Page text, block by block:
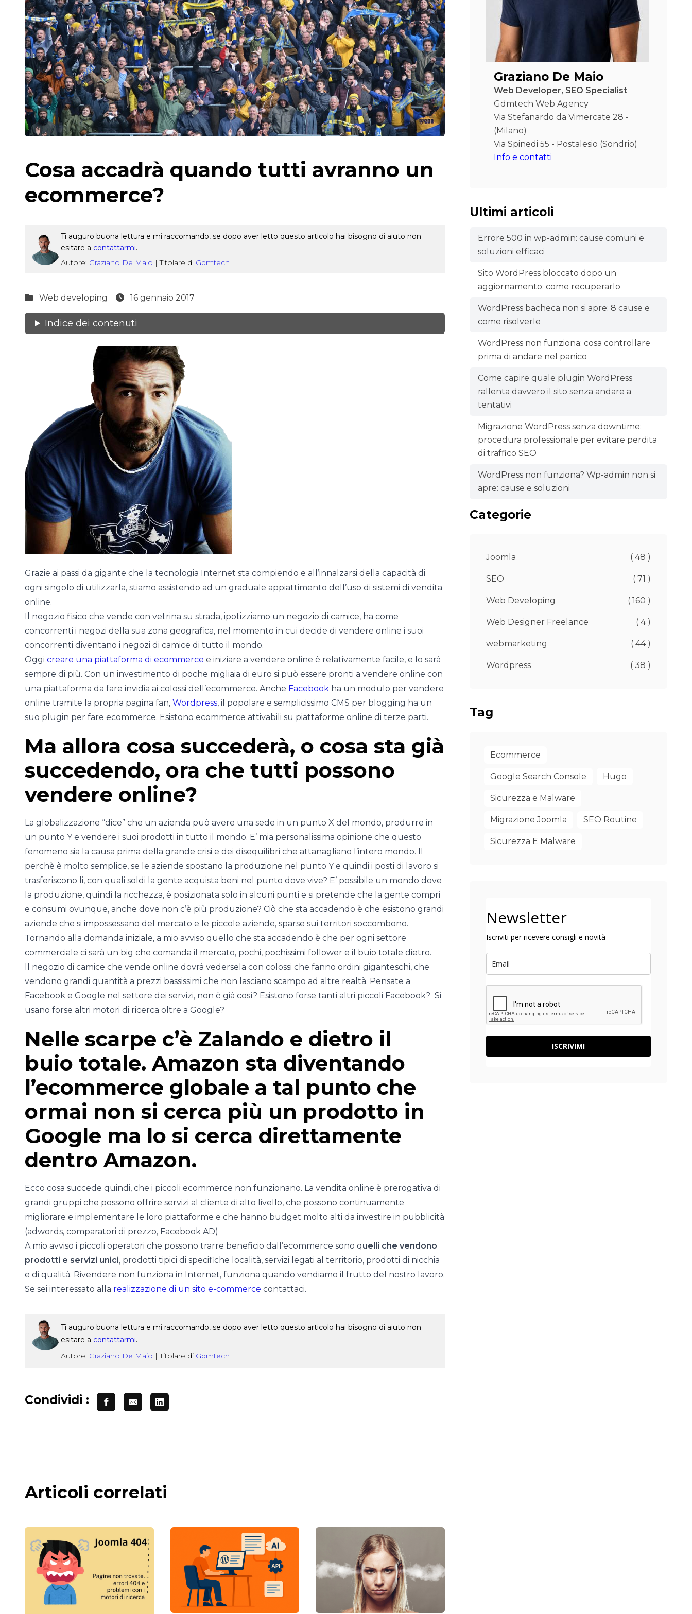
Cosa accadrà quando tutti avranno un
ecommerce?
Ti auguro buona lettura e mi raccomando, se dopo aver letto questo articolo hai bisogno di aiuto non
esitare a contattarmi.
Autore: Graziano De Maio | Titolare di Gdmtech
Web developing 16 gennaio 2017
Indice dei contenuti
Grazie ai passi da gigante che la tecnologia Internet sta compiendo e all’innalzarsi della capacità di
ogni singolo di utilizzarla, stiamo assistendo ad un graduale appiattimento dell’uso di sistemi di vendita
online.
Il negozio fisico che vende con vetrina su strada, ipotizziamo un negozio di camice, ha come
concorrenti i negozi della sua zona geografica, nel momento in cui decide di vendere online i suoi
concorrenti diventano i negozi di camice di tutto il mondo.
Oggi creare una piattaforma di ecommerce e iniziare a vendere online è relativamente facile, e lo sarà
sempre di più. Con un investimento di poche migliaia di euro si può essere pronti a vendere online con
una piattaforma da fare invidia ai colossi dell’ecommerce. Anche Facebook ha un modulo per vendere
online tramite la propria pagina fan, Wordpress, il popolare e semplicissimo CMS per blogging ha un
suo plugin per fare ecommerce. Esistono ecommerce attivabili su piattaforme online di terze parti.
Ma allora cosa succederà, o cosa sta già
succedendo, ora che tutti possono
vendere online?
La globalizzazione “dice” che un azienda può avere una sede in un punto X del mondo, produrre in
un punto Y e vendere i suoi prodotti in tutto il mondo. E’ mia personalissima opinione che questo
fenomeno sia la causa prima della grande crisi e dei disequilibri che attanagliano l’intero mondo. Il
perchè è molto semplice, se le aziende spostano la produzione nel punto Y e quindi i posti di lavoro si
trasferiscono li, con quali soldi la gente acquista beni nel punto dove vive? E’ possibile un mondo dove
la produzione, quindi la ricchezza, è posizionata solo in alcuni punti e si pretende che la gente compri
e consumi ovunque, anche dove non c’è più produzione? Ciò che sta accadendo è che esistono grandi
aziende che si impossessano del mercato e le piccole aziende, sparse sui territori soccombono.
Tornando alla domanda iniziale, a mio avviso quello che sta accadendo è che per ogni settore
commerciale ci sarà un big che comanda il mercato, pochi, pochissimi follower e il buio totale dietro.
Il negozio di camice che vende online dovrà vedersela con colossi che fanno ordini giganteschi, che
vendono grandi quantità a prezzi bassissimi che non lasciano scampo ad altre realtà. Pensate a
Facebook e Google nel settore dei servizi, non è già così? Esistono forse tanti altri piccoli Facebook? Si
usano forse altri motori di ricerca oltre a Google?
Nelle scarpe c’è Zalando e dietro il
buio totale. Amazon sta diventando
l’ecommerce globale a tal punto che
ormai non si cerca più un prodotto in
Google ma lo si cerca direttamente
dentro Amazon.
Ecco cosa succede quindi, che i piccoli ecommerce non funzionano. La vendita online è prerogativa di
grandi gruppi che possono offrire servizi al cliente di alto livello, che possono continuamente
migliorare e implementare le loro piattaforme e che hanno budget molto alti da investire in pubblicità
(adwords, comparatori di prezzo, Facebook AD)
A mio avviso i piccoli operatori che possono trarre beneficio dall’ecommerce sono quelli che vendono
prodotti e servizi unici, prodotti tipici di specifiche località, servizi legati al territorio, prodotti di nicchia
e di qualità. Rivendere non funziona in Internet, funziona quando vendiamo il frutto del nostro lavoro.
Se sei interessato alla realizzazione di un sito e-commerce contattaci.
Ti auguro buona lettura e mi raccomando, se dopo aver letto questo articolo hai bisogno di aiuto non
esitare a contattarmi.
Autore: Graziano De Maio | Titolare di Gdmtech
Condividi :
Articoli correlati
Graziano De Maio
Web Developer, SEO Specialist
Gdmtech Web Agency
Via Stefanardo da Vimercate 28 -
(Milano)
Via Spinedi 55 - Postalesio (Sondrio)
Info e contatti
Ultimi articoli
Errore 500 in wp-admin: cause comuni e
soluzioni efficaci
Sito WordPress bloccato dopo un
aggiornamento: come recuperarlo
WordPress bacheca non si apre: 8 cause e
come risolverle
WordPress non funziona: cosa controllare
prima di andare nel panico
Come capire quale plugin WordPress
rallenta davvero il sito senza andare a
tentativi
Migrazione WordPress senza downtime:
procedura professionale per evitare perdita
di traffico SEO
WordPress non funziona? Wp-admin non si
apre: cause e soluzioni
Categorie
Joomla ( 48 )
SEO ( 71 )
Web Developing ( 160 )
Web Designer Freelance ( 4 )
webmarketing ( 44 )
Wordpress ( 38 )
Tag
Ecommerce
Google Search Console Hugo
Sicurezza e Malware
Migrazione Joomla SEO Routine
Sicurezza E Malware
Newsletter
Iscriviti per ricevere consigli e novità
ISCRIVIMI